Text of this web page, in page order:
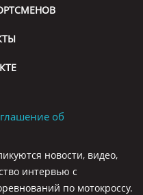
об
новости, видео,
интервью с
по мотокроссу.